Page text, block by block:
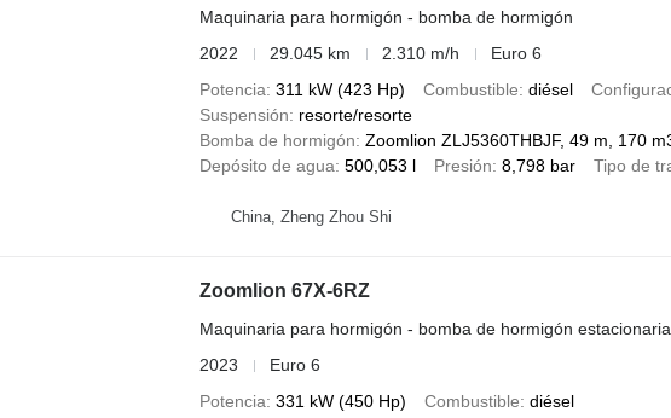
Maquinaria para hormigón - bomba de hormigón
2022
29.045 km 2.310 m/h
Euro 6
Potencia 311 kW (423 Hp) Combustible diésel
Suspensión
resorte/resorte
Bomba de hormigón Zoomlion ZLJ5360THBJF, 49 m, 170
Depósito de agua 500,053 l Presión 8,798 bar Tipo de
China, Zheng Zhou Shi
Zoomlion 67X-6RZ
Maquinaria para hormigón - bomba de hormigón estacionaria
2023
Euro 6
Potencia 331 kW (450 Hp) Combustible diésel